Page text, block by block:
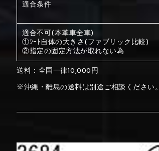
①Beige
①Beige
①Beige
①Black
①Black
適合条件
適合不可(本革車全車)
①ｼｰﾄ自体の大きさ(ファブリック比較)
②指定の固定方法が取れない為
送料：全国一律10,000円
※沖縄・離島の送料は別途ご相談ください。